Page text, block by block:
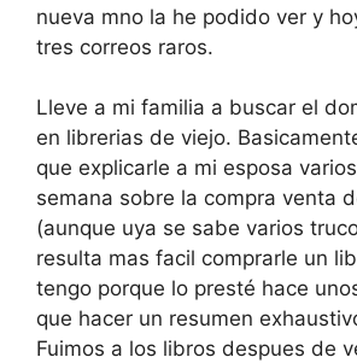
nueva mno la he podido ver y
tres correos raros.
Lleve a mi familia a buscar el
en librerias de viejo.
que explicarle a mi esposa
semana sobre la compra venta
(aunque uya se sabe varios
resulta mas facil comprarle un
tengo porque lo presté hace
que hacer un resumen
Fuimos a los libros despues de